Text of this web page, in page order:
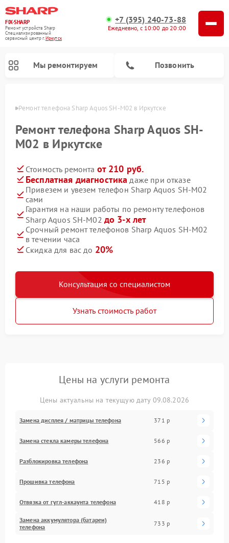
FIX-SHARP
Ремонт устройств Sharp
Специализированный
cервисный центр г.Иркутск
+7 (395) 240-73-88
Ежедневно, с 10:00 до 20:00
Мы ремонтируем Позвонить
Ремонт телефона Sharp Aquos SH-M02 в Иркутске
Ремонт телефона Sharp Aquos SH-
M02 в Иркутске
Стоимость ремонта от 210 руб.
Бесплатная диагностика даже при отказе
Привезем и увезем телефон Sharp Aquos SH-M02
сами
Гарантия на наши работы по ремонту телефонов
Sharp Aquos SH-M02 до 3-х лет
Срочный ремонт телефонов Sharp Aquos SH-M02
в течении часа
Скидка для вас до 20%
Консультация со специалистом
Узнать стоимость работ
Цены на услуги ремонта
Цены актуальны на текущую дату 09.08.2026
Замена дисплея / матрицы телефона 371 р
Замена стекла камеры телефона 566 р
Разблокировка телефона 236 р
Прошивка телефона 715 р
Отвязка от гугл-аккаунта телефона 418 р
Замена аккумулятора (батареи)
телефона
733 р